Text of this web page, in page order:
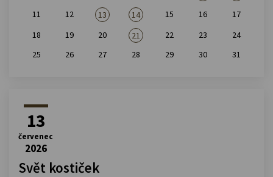
11
12 13 14 15 16
17
18
19 20 21 22 23
24
25
26 27 28 29 30 31
13
červenec
2026
Svět kostiček